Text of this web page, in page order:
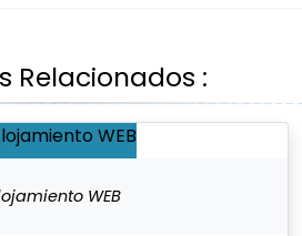
Relacionados :
WEB